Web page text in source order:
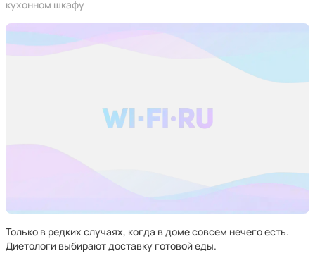
кухонном шкафу
Только в редких случаях, когда в доме совсем нечего есть.
Диетологи выбирают доставку готовой еды.